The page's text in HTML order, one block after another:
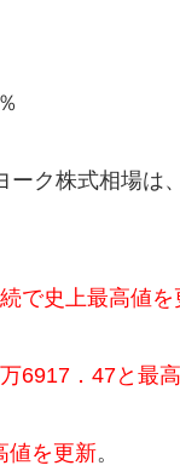
ク株式相場は、
で史上最高値を
6917．47と最
値を更新。